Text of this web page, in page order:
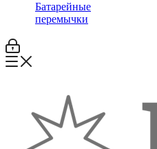
Батарейные
перемычки